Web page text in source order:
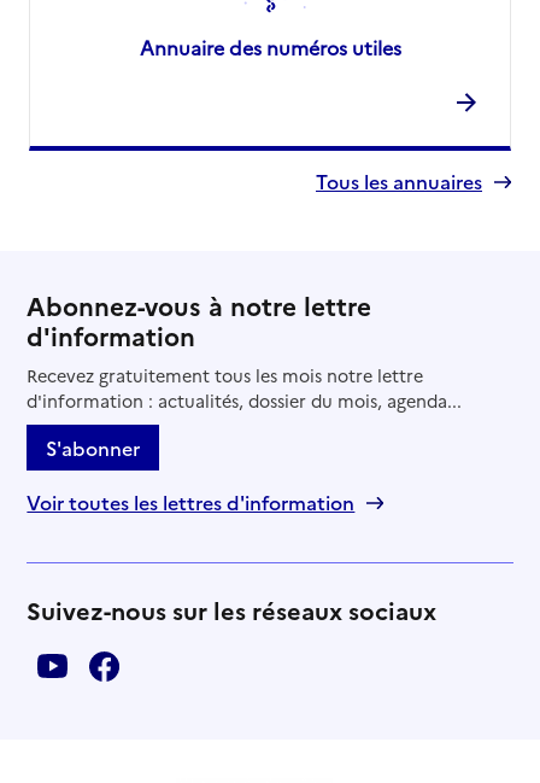
Annuaire des numéros utiles
Tous les annuaires
Abonnez-vous à notre lettre
d'information
Recevez gratuitement tous les mois notre lettre
d'information : actualités, dossier du mois, agenda...
S'abonner
Voir toutes les lettres d'information
Suivez-nous sur les réseaux sociaux